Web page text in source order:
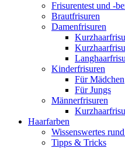
Frisurentest und -
Brautfrisuren
Damenfrisuren
Kinderfrisuren
Für Mädchen
Für Jungs
Männerfrisuren
Haarfarben
Wissenswertes
Tipps & Tricks